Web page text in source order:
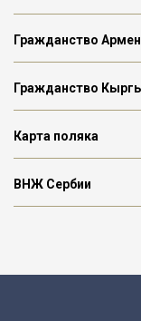
Гражданство
Гражданство
Карта поляка
ВНЖ Сербии